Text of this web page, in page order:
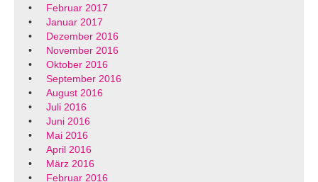
Februar 2017
Januar 2017
Dezember 2016
November 2016
Oktober 2016
September 2016
August 2016
Juli 2016
Juni 2016
Mai 2016
April 2016
März 2016
Februar 2016